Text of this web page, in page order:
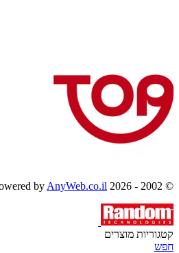
© 2002 - 2026 TopMarket.co.il - Powered by
AnyWeb.co.il
קטגוריות מוצרים
חפש